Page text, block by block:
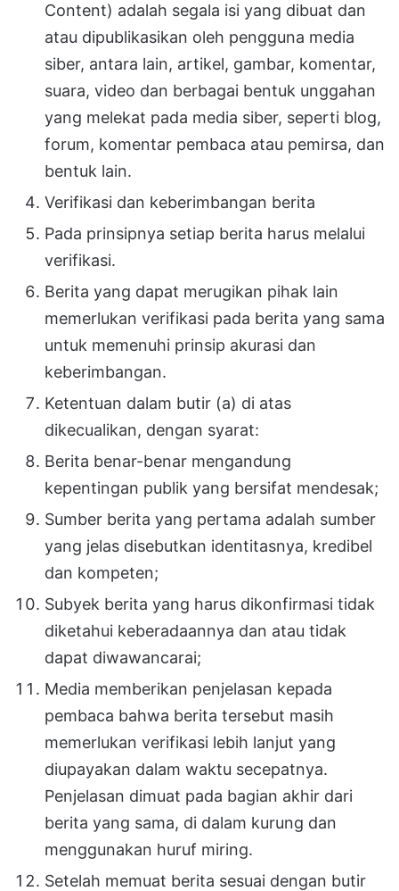
Content) adalah segala isi yang dibuat dan
atau dipublikasikan oleh pengguna media
siber, antara lain, artikel, gambar, komentar,
suara, video dan berbagai bentuk unggahan
yang melekat pada media siber, seperti blog,
forum, komentar pembaca atau pemirsa, dan
bentuk lain.
Verifikasi dan keberimbangan berita
Pada prinsipnya setiap berita harus melalui
verifikasi.
Berita yang dapat merugikan pihak lain
memerlukan verifikasi pada berita yang sama
untuk memenuhi prinsip akurasi dan
keberimbangan.
Ketentuan dalam butir (a) di atas
dikecualikan, dengan syarat:
Berita benar-benar mengandung
kepentingan publik yang bersifat mendesak;
Sumber berita yang pertama adalah sumber
yang jelas disebutkan identitasnya, kredibel
dan kompeten;
Subyek berita yang harus dikonfirmasi tidak
diketahui keberadaannya dan atau tidak
dapat diwawancarai;
Media memberikan penjelasan kepada
pembaca bahwa berita tersebut masih
memerlukan verifikasi lebih lanjut yang
diupayakan dalam waktu secepatnya.
Penjelasan dimuat pada bagian akhir dari
berita yang sama, di dalam kurung dan
menggunakan huruf miring.
Setelah memuat berita sesuai dengan butir